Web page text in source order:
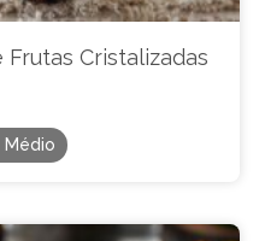
Cristalizadas
Médio